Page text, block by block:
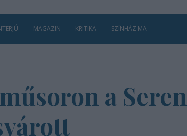
MAGAZIN KRITIKA SZÍNHÁZ MA
a